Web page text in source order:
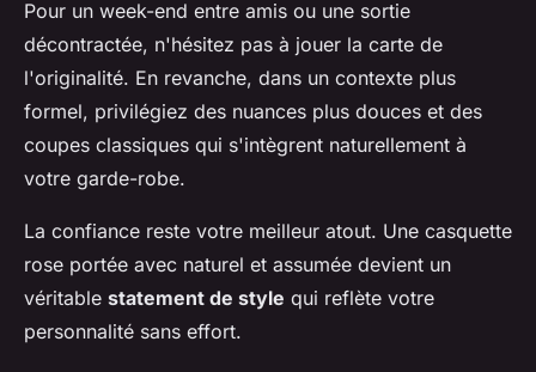
Pour un week-end entre amis ou une sortie
décontractée, n'hésitez pas à jouer la carte de
l'originalité. En revanche, dans un contexte plus
formel, privilégiez des nuances plus douces et des
coupes classiques qui s'intègrent naturellement à
votre garde-robe.
La confiance reste votre meilleur atout. Une casquette
rose portée avec naturel et assumée devient un
véritable statement de style qui reflète votre
personnalité sans effort.